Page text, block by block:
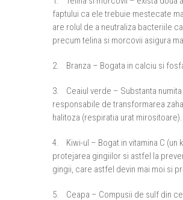
faptului ca ele trebuie mestecate
are rolul de a neutraliza bacteriile
precum telina si morcovii asigura
2. Branza – Bogata in calciu si
3. Ceaiul verde – Substanta
responsabile de transformarea
halitoza (respiratia urat mirositoare).
4. Kiwi-ul – Bogat in vitamina C (un
protejarea gingiilor si astfel la
gingii, care astfel devin mai moi si
5. Ceapa – Compusii de sulf din